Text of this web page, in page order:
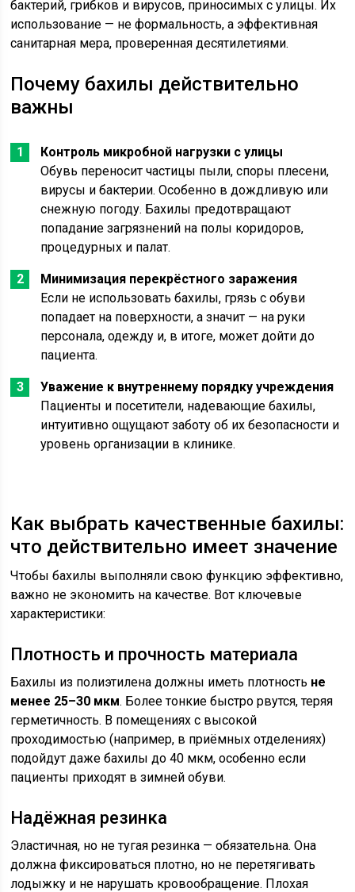
бактерий, грибков и вирусов, приносимых с улицы. Их
использование — не формальность, а эффективная
санитарная мера, проверенная десятилетиями.
Почему бахилы действительно
важны
Контроль микробной нагрузки с улицы
Обувь переносит частицы пыли, споры плесени,
вирусы и бактерии. Особенно в дождливую или
снежную погоду. Бахилы предотвращают
попадание загрязнений на полы коридоров,
процедурных и палат.
Минимизация перекрёстного заражения
Если не использовать бахилы, грязь с обуви
попадает на поверхности, а значит — на руки
персонала, одежду и, в итоге, может дойти до
пациента.
Уважение к внутреннему порядку учреждения
Пациенты и посетители, надевающие бахилы,
интуитивно ощущают заботу об их безопасности и
уровень организации в клинике.
Как выбрать качественные бахилы:
что действительно имеет значение
Чтобы бахилы выполняли свою функцию эффективно,
важно не экономить на качестве. Вот ключевые
характеристики:
Плотность и прочность материала
Бахилы из полиэтилена должны иметь плотность не
менее 25–30 мкм. Более тонкие быстро рвутся, теряя
герметичность. В помещениях с высокой
проходимостью (например, в приёмных отделениях)
подойдут даже бахилы до 40 мкм, особенно если
пациенты приходят в зимней обуви.
Надёжная резинка
Эластичная, но не тугая резинка — обязательна. Она
должна фиксироваться плотно, но не перетягивать
лодыжку и не нарушать кровообращение. Плохая